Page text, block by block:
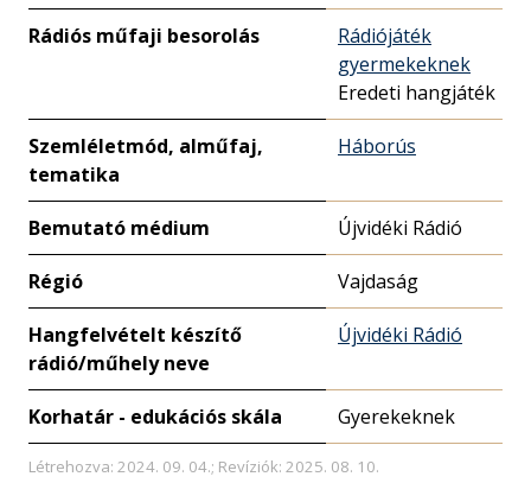
Rádiós műfaji besorolás
Rádiójáték
gyermekeknek
Eredeti hangjáték
Szemléletmód, alműfaj,
tematika
Háborús
Bemutató médium Újvidéki Rádió
Régió Vajdaság
Hangfelvételt készítő
rádió/műhely neve
Újvidéki Rádió
Korhatár - edukációs skála Gyerekeknek
Létrehozva: 2024. 09. 04.; Revíziók: 2025. 08. 10.